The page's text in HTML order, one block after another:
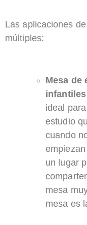
Las aplicaciones
múltiples:
Mesa de
ideal
estudio
cuando
un lugar
mesa
mesa es